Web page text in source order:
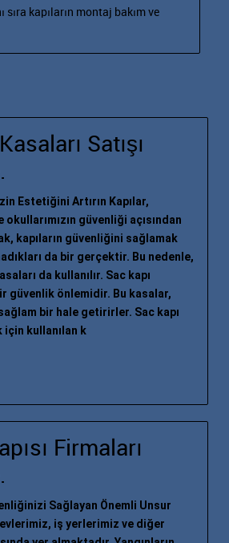
sıra kapıların montaj bakım ve
Satışı
Estetiğini Artırın Kapılar,
güvenliği açısından
kapıların güvenliğini sağlamak
da bir gerçektir. Bu nedenle,
da kullanılır. Sac kapı
güvenlik önlemidir. Bu kasalar,
bir hale getirirler. Sac kapı
için kullanılan k
Firmaları
Sağlayan Önemli Unsur
evlerimiz, iş yerlerimiz ve diğer